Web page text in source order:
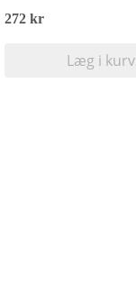
272 kr
Læg i kurv